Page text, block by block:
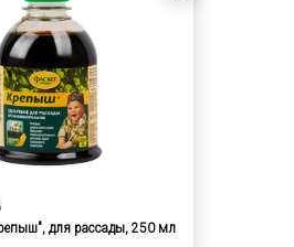
для рассады, 250 мл